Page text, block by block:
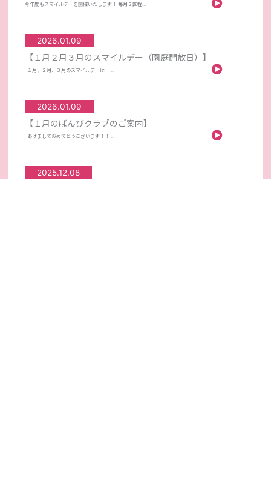
今年度もスマイルデーを開催いたします！ 毎月２回程...
2026.01.09
【１月２月３月のスマイルデー（園庭開放日）】
１月、２月、３月のスマイルデーは… ...
2026.01.09
【１月のばんびクラブのご案内】
あけましておめでとうございます！！ ...
2025.12.08